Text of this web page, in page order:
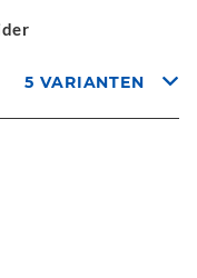
5 VARIANTEN